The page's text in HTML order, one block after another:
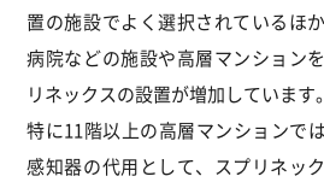
置の施設でよく選択されているほ
病院などの施設や高層マンション
リネックスの設置が増加しています。
特に11階以上の高層マンションで
感知器の代用として、スプリネッ